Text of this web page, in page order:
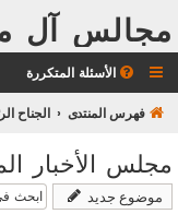
مجالس آل
الأسئلة المتكررة
فهرس المنتدى الجناح
مجلس الأخبار
موضوع جديد